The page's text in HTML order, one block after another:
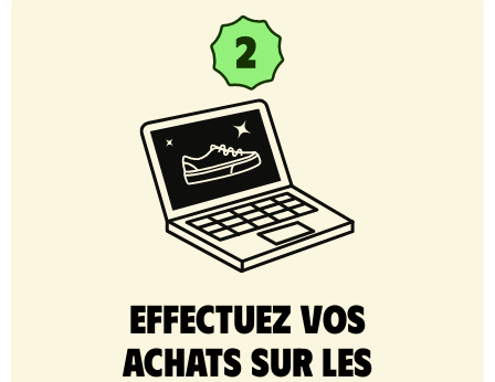
Effectuez vos
achats sur les